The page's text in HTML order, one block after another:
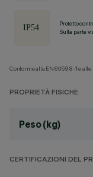
Protetto
Sulla parte
Conforme alla EN60598-1 e
PROPRIETÀ FISICHE
Peso (kg)
CERTIFICAZIONI DEL